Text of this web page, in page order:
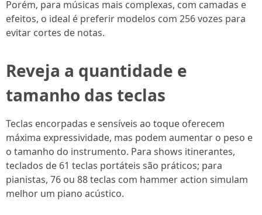
Porém, para músicas mais complexas, com camadas e
efeitos, o ideal é preferir modelos com 256 vozes para
evitar cortes de notas.
Reveja a quantidade e
tamanho das teclas
Teclas encorpadas e sensíveis ao toque oferecem
máxima expressividade, mas podem aumentar o peso e
o tamanho do instrumento. Para shows itinerantes,
teclados de 61 teclas portáteis são práticos; para
pianistas, 76 ou 88 teclas com hammer action simulam
melhor um piano acústico.